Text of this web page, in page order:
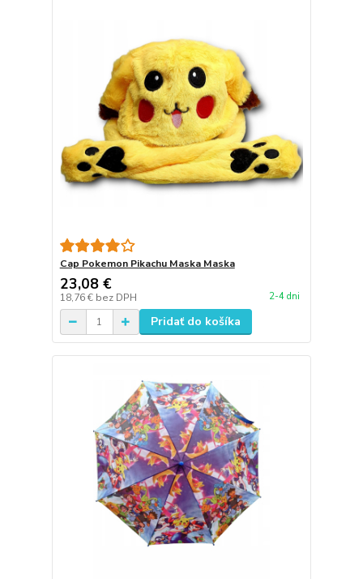
Cap Pokemon Pikachu Maska Maska
23,08 €
18,76 € bez DPH 2-4 dni
Pridať do košíka